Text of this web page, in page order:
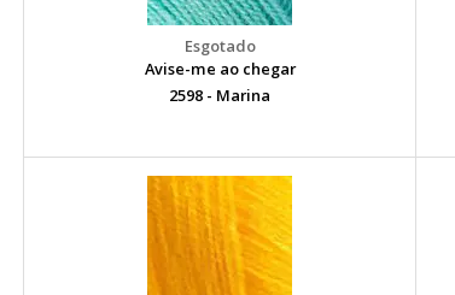
Avise-me ao chegar
2598 - Marina